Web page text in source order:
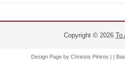
Copyright © 2026 Το
Design Page by Christos Piniros | |